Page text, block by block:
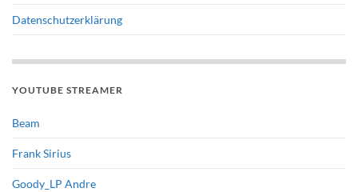
Datenschutzerklärung
YOUTUBE STREAMER
Beam
Frank Sirius
Goody_LP Andre